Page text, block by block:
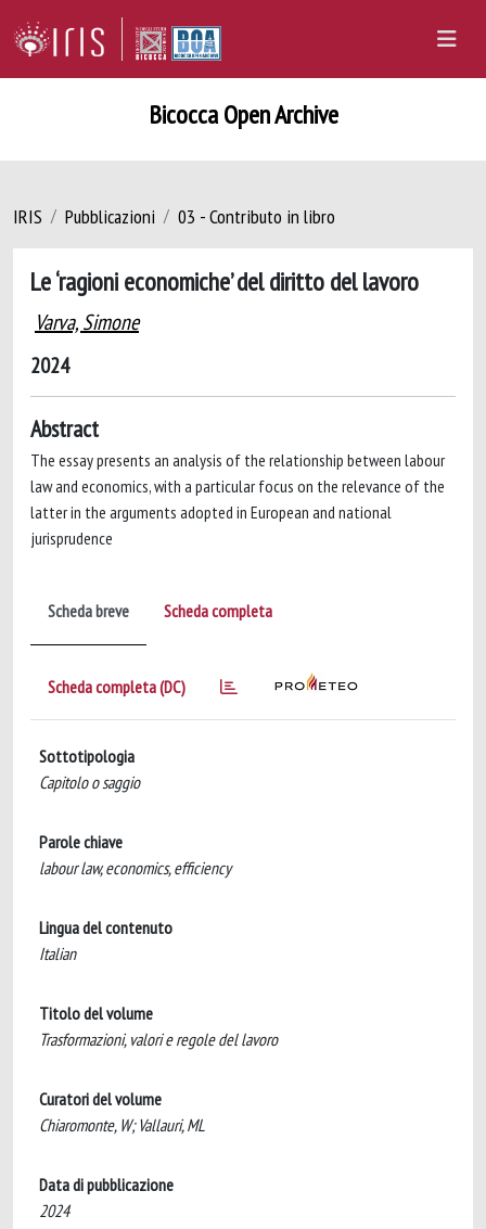
Bicocca Open Archive
IRIS Pubblicazioni 03 - Contributo in libro
Le ‘ragioni economiche’ del diritto del lavoro
Varva, Simone
2024
Abstract
The essay presents an analysis of the relationship between labour
law and economics, with a particular focus on the relevance of the
latter in the arguments adopted in European and national
jurisprudence
Scheda breve Scheda completa
Scheda completa (DC)
Sottotipologia
Capitolo o saggio
Parole chiave
labour law, economics, efficiency
Lingua del contenuto
Italian
Titolo del volume
Trasformazioni, valori e regole del lavoro
Curatori del volume
Chiaromonte, W; Vallauri, ML
Data di pubblicazione
2024